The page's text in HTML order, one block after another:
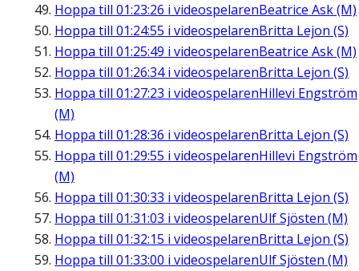
Hoppa till 01:23:26 i videospelarenBeatrice Ask (M)
Hoppa till 01:24:55 i videospelarenBritta Lejon (S)
Hoppa till 01:25:49 i videospelarenBeatrice Ask (M)
Hoppa till 01:26:34i videospelarenBritta Lejon (S)
Hoppa till 01:27:23 i videospelarenHillevi Engström
(M)
Hoppa till 01:28:36 i videospelarenBritta Lejon (S)
Hoppa till 01:29:55 i videospelarenHillevi Engström
(M)
Hoppa till 01:30:33 i videospelarenBritta Lejon (S)
Hoppa till 01:31:03 i videospelarenUlf Sjösten (M)
Hoppa till 01:32:15 i videospelarenBritta Lejon (S)
Hoppa till 01:33:00 i videospelarenUlf Sjösten (M)